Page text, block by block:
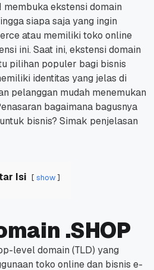
membuka ekstensi domain
siapa saja yang ingin
atau memiliki toko online
ini. Saat ini, ekstensi domain
pilihan populer bagi bisnis
identitas yang jelas di
pelanggan mudah menemukan
bagaimana bagusnya
bisnis? Simak penjelasan
Isi show
.SHOP
level domain (TLD) yang
toko online dan bisnis e-